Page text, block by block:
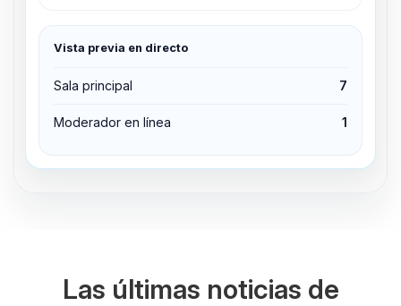
Vista previa en directo
Sala principal 7
Moderador en línea 1
Expulsar del canal
Las últimas noticias de